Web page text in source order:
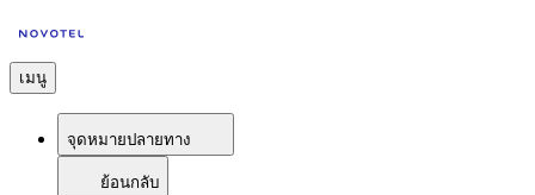
เมนู
จุดหมายปลายทาง
ย้อนกลับ